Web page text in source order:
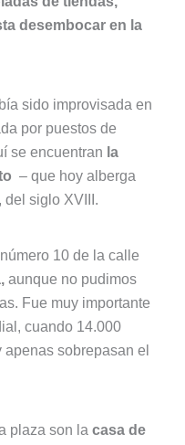
desembocar en la
sido improvisada en
por puestos de
se encuentran la
– que hoy alberga
del siglo XVIII.
10 de la calle
aunque no pudimos
Fue muy importante
cuando 14.000
sobrepasan el
plaza son la casa de